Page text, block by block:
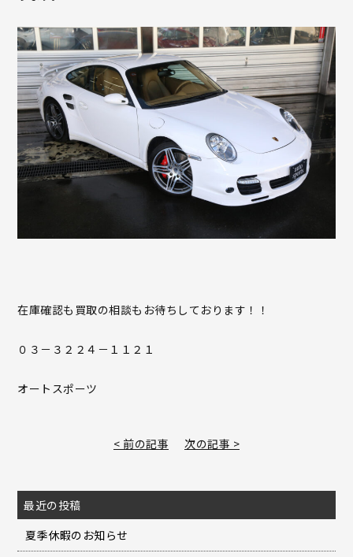
在庫確認も買取の相談もお待ちしております！！
０３－３２２４－１１２１
オートスポーツ
< 前の記事 次の記事 >
最近の投稿
夏季休暇のお知らせ